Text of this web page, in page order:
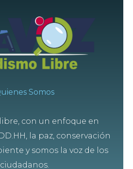
Somos
con un enfoque en
la paz, conservación
y somos la voz de los
ciudadanos.